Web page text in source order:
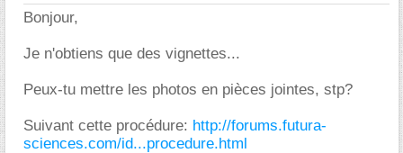
Bonjour,
Je n'obtiens que des vignettes...
Peux-tu mettre les photos en pièces jointes, stp?
Suivant cette procédure: http://forums.futura-
sciences.com/id...procedure.html